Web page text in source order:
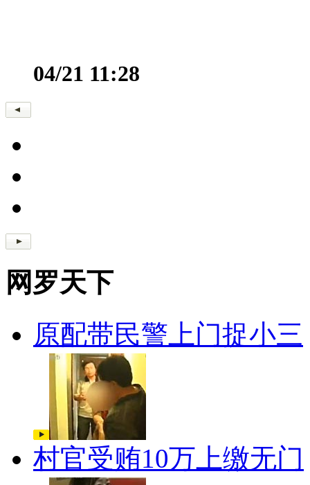
04/21 11:28
网罗天下
原配带民警上门捉小三
村官受贿10万上缴无门